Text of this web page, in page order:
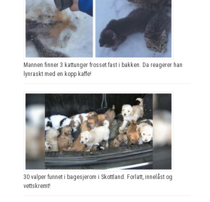
Mannen finner 3 kattunger frosset fast i bakken. Da reagerer han
lynraskt med en kopp kaffe!
30 valper funnet i bagesjerom i Skottland. Forlatt, innelåst og
vettskremt!